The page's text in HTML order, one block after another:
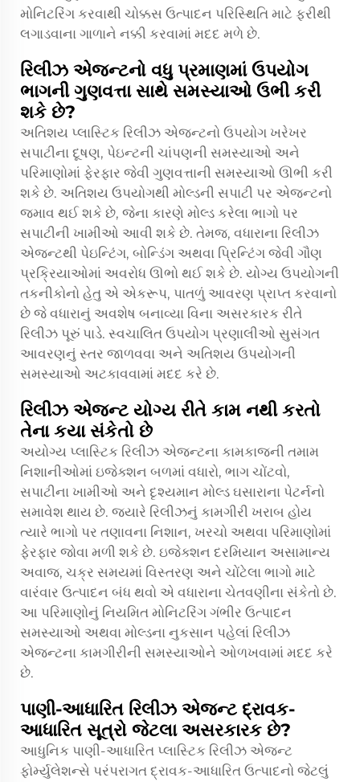
મોનિટરિંગ કરવાથી ચોક્કસ ઉત્પાદન પરિસ્થિતિ માટે ફરીથી
લગાડવાના ગાળાને નક્કી કરવામાં મદદ મળે છે.
રિલીઝ એજન્ટનો વધુ પ્રમાણમાં ઉપયોગ
ભાગની ગુણવત્તા સાથે સમસ્યાઓ ઉભી કરી
શકે છે?
અતિશય પ્લાસ્ટિક રિલીઝ એજન્ટનો ઉપયોગ ખરેખર
સપાટીના દૂષણ, પેઇન્ટની ચાંપણની સમસ્યાઓ અને
પરિમાણોમાં ફેરફાર જેવી ગુણવત્તાની સમસ્યાઓ ઊભી કરી
શકે છે. અતિશય ઉપયોગથી મોલ્ડની સપાટી પર એજન્ટનો
જમાવ થઈ શકે છે, જેના કારણે મોલ્ડ કરેલા ભાગો પર
સપાટીની ખામીઓ આવી શકે છે. તેમજ, વધારાના રિલીઝ
એજન્ટથી પેઇન્ટિંગ, બોન્ડિંગ અથવા પ્રિન્ટિંગ જેવી ગૌણ
પ્રક્રિયાઓમાં અવરોધ ઊભો થઈ શકે છે. યોગ્ય ઉપયોગની
તકનીકોનો હેતુ એ એકરૂપ, પાતળું આવરણ પ્રાપ્ત કરવાનો
છે જે વધારાનું અવશેષ બનાવ્યા વિના અસરકારક રીતે
રિલીઝ પૂરું પાડે. સ્વચાલિત ઉપયોગ પ્રણાલીઓ સુસંગત
આવરણનું સ્તર જાળવવા અને અતિશય ઉપયોગની
સમસ્યાઓ અટકાવવામાં મદદ કરે છે.
રિલીઝ એજન્ટ યોગ્ય રીતે કામ નથી કરતો
તેના કયા સંકેતો છે
અયોગ્ય પ્લાસ્ટિક રિલીઝ એજન્ટના કામકાજની તમામ
નિશાનીઓમાં ઇજેક્શન બળમાં વધારો, ભાગ ચોંટવો,
સપાટીના ખામીઓ અને દૃશ્યમાન મોલ્ડ ઘસારાના પેટર્નનો
સમાવેશ થાય છે. જ્યારે રિલીઝનું કામગીરી ખરાબ હોય
ત્યારે ભાગો પર તણાવના નિશાન, ખરચો અથવા પરિમાણોમાં
ફેરફાર જોવા મળી શકે છે. ઇજેક્શન દરમિયાન અસામાન્ય
અવાજ, ચક્ર સમયમાં વિસ્તરણ અને ચોંટેલા ભાગો માટે
વારંવાર ઉત્પાદન બંધ થવો એ વધારાના ચેતવણીના સંકેતો છે.
આ પરિમાણોનું નિયમિત મોનિટરિંગ ગંભીર ઉત્પાદન
સમસ્યાઓ અથવા મોલ્ડના નુકસાન પહેલાં રિલીઝ
એજન્ટના કામગીરીની સમસ્યાઓને ઓળખવામાં મદદ કરે
છે.
પાણી-આધારિત રિલીઝ એજન્ટ દ્રાવક-
આધારિત સૂત્રો જેટલા અસરકારક છે?
આધુનિક પાણી-આધારિત પ્લાસ્ટિક રિલીઝ એજન્ટ
ફોર્મ્યુલેશન્સે પરંપરાગત દ્રાવક-આધારિત ઉત્પાદનો જેટલું